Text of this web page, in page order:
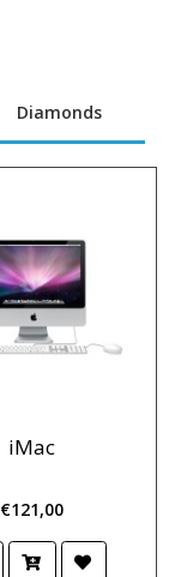
Diamonds
iMac
€121,00